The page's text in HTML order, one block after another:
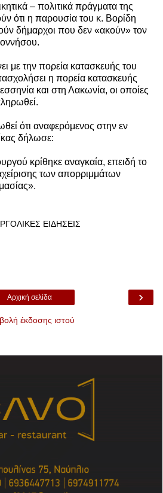
– πολιτικά πράγματα της
ότι η παρουσία του κ. Βορίδη
δήμαρχοι που δεν «ακούν» τον
με την πορεία κατασκευής του
η πορεία κατασκευής
και στη Λακωνία, οι οποίες
ότι αναφερόμενος στην εν
δήλωσε:
κρίθηκε αναγκαία, επειδή το
των απορριμμάτων
ΕΙΔΗΣΕΙΣ
›
Αρχική σελίδα
έκδοσης ιστού